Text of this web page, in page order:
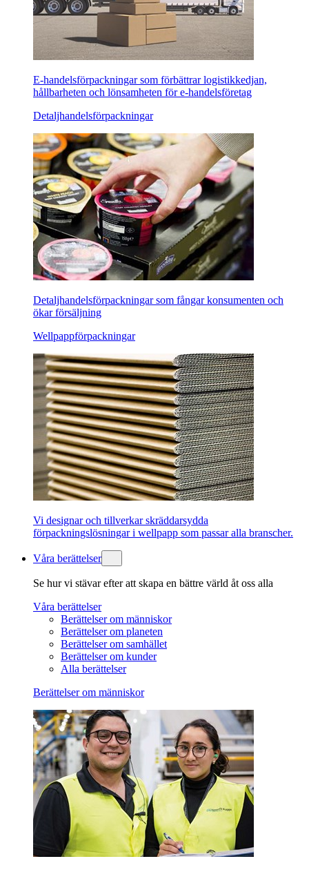
E-handelsförpackningar som förbättrar logistikkedjan,
hållbarheten och lönsamheten för e-handelsföretag
Detaljhandelsförpackningar
Detaljhandelsförpackningar som fångar konsumenten och
ökar försäljning
Wellpappförpackningar
Vi designar och tillverkar skräddarsydda
förpackningslösningar i wellpapp som passar alla branscher.
Våra berättelser
Se hur vi stävar efter att skapa en bättre värld åt oss alla
Våra berättelser
Berättelser om människor
Berättelser om planeten
Berättelser om samhället
Berättelser om kunder
Alla berättelser
Berättelser om människor